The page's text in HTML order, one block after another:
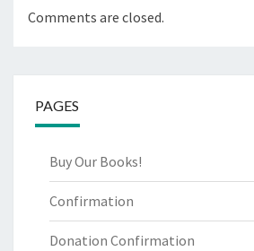
Comments are closed.
PAGES
Buy Our Books!
Confirmation
Donation Confirmation